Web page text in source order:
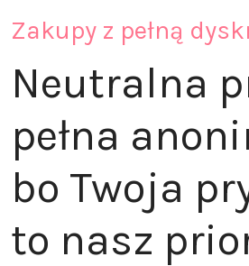
Zakupy z pełną
Neutralna
pełna
bo Twoja
to nasz